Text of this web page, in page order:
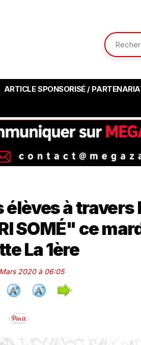
ARTICLE SPONSORISÉ /
élèves à travers
SOMÉ" ce
La 1ère
2020 à 06:05